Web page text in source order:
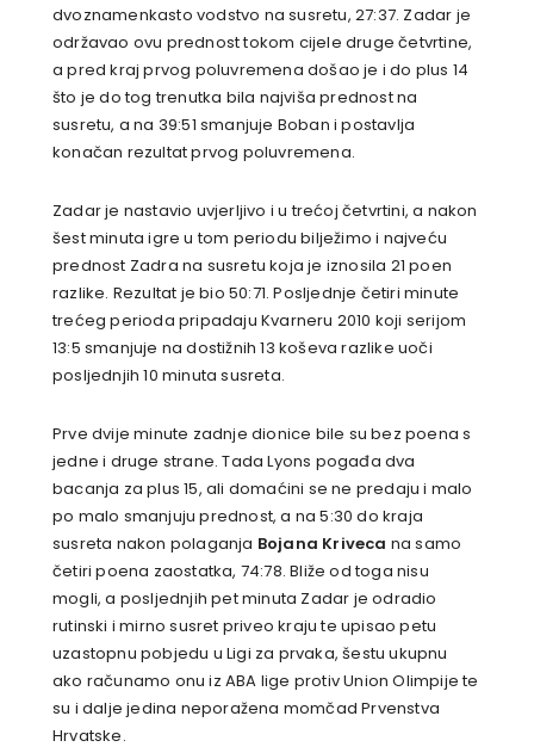
dvoznamenkasto vodstvo na susretu, 27:37. Zadar je
održavao ovu prednost tokom cijele druge četvrtine,
a pred kraj prvog poluvremena došao je i do plus 14
što je do tog trenutka bila najviša prednost na
susretu, a na 39:51 smanjuje Boban i postavlja
konačan rezultat prvog poluvremena.
Zadar je nastavio uvjerljivo i u trećoj četvrtini, a nakon
šest minuta igre u tom periodu bilježimo i najveću
prednost Zadra na susretu koja je iznosila 21 poen
razlike. Rezultat je bio 50:71. Posljednje četiri minute
trećeg perioda pripadaju Kvarneru 2010 koji serijom
13:5 smanjuje na dostižnih 13 koševa razlike uoči
posljednjih 10 minuta susreta.
Prve dvije minute zadnje dionice bile su bez poena s
jedne i druge strane. Tada Lyons pogađa dva
bacanja za plus 15, ali domaćini se ne predaju i malo
po malo smanjuju prednost, a na 5:30 do kraja
susreta nakon polaganja Bojana Kriveca na samo
četiri poena zaostatka, 74:78. Bliže od toga nisu
mogli, a posljednjih pet minuta Zadar je odradio
rutinski i mirno susret priveo kraju te upisao petu
uzastopnu pobjedu u Ligi za prvaka, šestu ukupnu
ako računamo onu iz ABA lige protiv Union Olimpije te
su i dalje jedina neporažena momčad Prvenstva
Hrvatske.